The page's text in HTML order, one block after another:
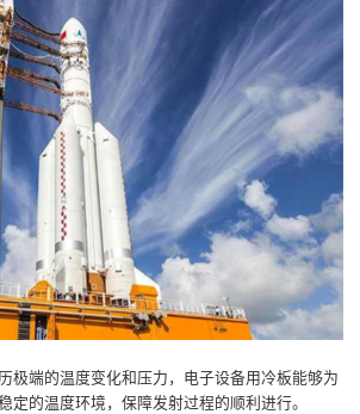
极端的温度变化和压力，电子设备用冷板能够为
定的温度环境，保障发射过程的顺利进行。